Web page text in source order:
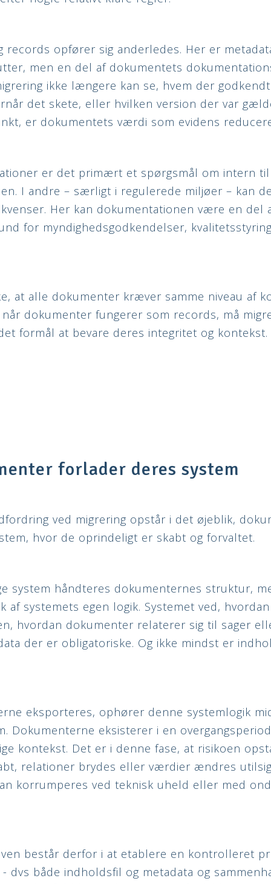
records opfører sig anderledes. Her er
men en del af dokumentets
ikke længere kan se, hvem der
det skete, eller hvilken version der var
er dokumentets værdi som evidens
er det primært et spørgsmål om intern
I andre – særligt i regulerede miljøer – kan
Her kan dokumentationen være en del
for myndighedsgodkendelser,
at alle dokumenter kræver samme niveau af
når dokumenter fungerer som records, må
formål at bevare deres integritet og kontekst.
forlader deres system
ved migrering opstår i det øjeblik,
hvor de oprindeligt er skabt og forvaltet.
system håndteres dokumenternes struktur,
af systemets egen logik. Systemet ved,
hvordan dokumenter relaterer sig til sager
der er obligatoriske. Og ikke mindst er
eksporteres, ophører denne systemlogik
Dokumenterne eksisterer i en
kontekst. Det er i denne fase, at risikoen
relationer brydes eller værdier ændres
korrumperes ved teknisk uheld eller med
består derfor i at etablere en kontrolleret
dvs både indholdsfil og metadata og